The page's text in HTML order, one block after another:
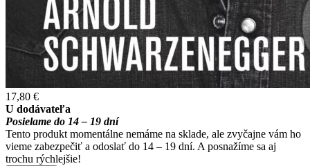
17,80 €
U dodávateľa
Posielame do 14 – 19 dní
Tento produkt momentálne nemáme na sklade, ale zvyčajne vám ho
vieme zabezpečiť a odoslať do 14 – 19 dní. A posnažíme sa aj
trochu rýchlejšie!